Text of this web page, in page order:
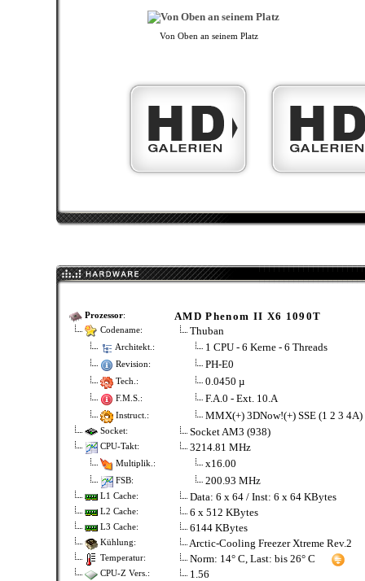
Von Oben an seinem Platz
Prozessor: AMD Phenom II X6 1090T
Codename: Thuban
Architekt.: 1 CPU - 6 Kerne - 6 Threads
Revision: PH-E0
Tech.: 0.0450 µ
F.M.S.: F.A.0 - Ext. 10.A
Instruct.: MMX(+) 3DNow!(+) SSE (1 2 3
Socket: Socket AM3 (938)
CPU-Takt: 3214.81 MHz
Multiplik.: x16.00
FSB: 200.93 MHz
L1 Cache: Data: 6 x 64 / Inst: 6 x 64 KBytes
L2 Cache: 6 x 512 KBytes
L3 Cache: 6144 KBytes
Kühlung: Arctic-Cooling Freezer Xtreme Rev.2
Temperatur: Norm: 14° C, Last: bis 26° C
CPU-Z Vers.: 1.56